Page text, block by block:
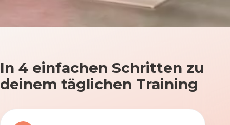
In 4 einfachen Schritten zu
deinem täglichen Training